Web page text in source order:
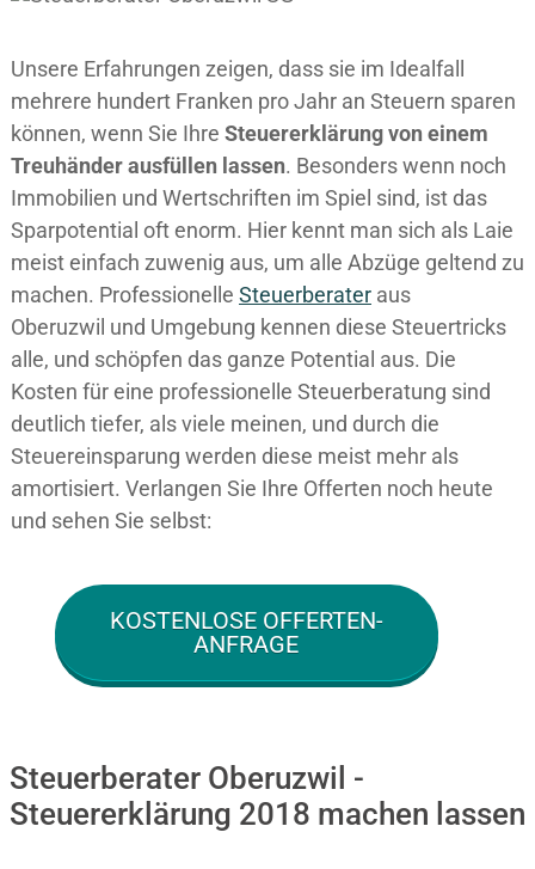
Unsere Erfahrungen zeigen, dass sie im Idealfall
mehrere hundert Franken pro Jahr an Steuern sparen
können, wenn Sie Ihre Steuererklärung von einem
Treuhänder ausfüllen lassen. Besonders wenn noch
Immobilien und Wertschriften im Spiel sind, ist das
Sparpotential oft enorm. Hier kennt man sich als Laie
meist einfach zuwenig aus, um alle Abzüge geltend zu
machen. Professionelle Steuerberater aus
Oberuzwil und Umgebung kennen diese Steuertricks
alle, und schöpfen das ganze Potential aus. Die
Kosten für eine professionelle Steuerberatung sind
deutlich tiefer, als viele meinen, und durch die
Steuereinsparung werden diese meist mehr als
amortisiert. Verlangen Sie Ihre Offerten noch heute
und sehen Sie selbst:
KOSTENLOSE OFFERTEN-
ANFRAGE
Steuerberater Oberuzwil -
Steuererklärung 2018 machen lassen